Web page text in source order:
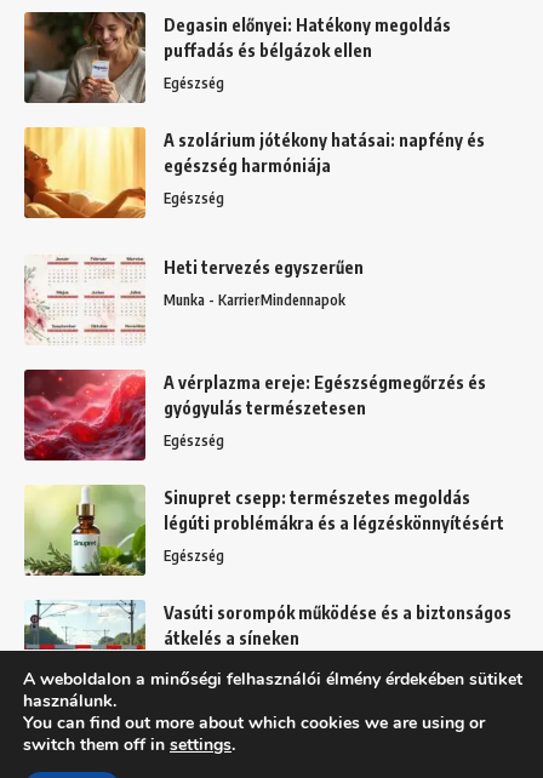
Degasin előnyei: Hatékony megoldás
puffadás és bélgázok ellen
Egészség
A szolárium jótékony hatásai: napfény és
egészség harmóniája
Egészség
Heti tervezés egyszerűen
Munka - KarrierMindennapok
A vérplazma ereje: Egészségmegőrzés és
gyógyulás természetesen
Egészség
Sinupret csepp: természetes megoldás
légúti problémákra és a légzéskönnyítésért
Egészség
Vasúti sorompók működése és a biztonságos
átkelés a síneken
Mindennapok
Felhasználási feltételek
A weboldalon a minőségi felhasználói élmény érdekében sütiket
használunk.
You can find out more about which cookies we are using or
switch them off in settings.